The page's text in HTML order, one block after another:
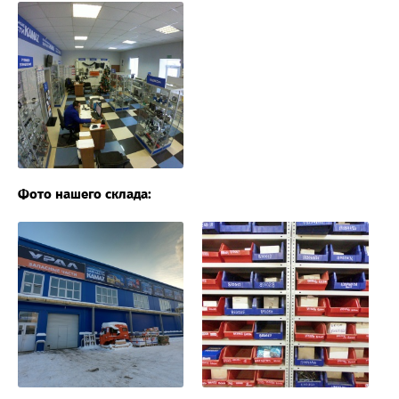
Фото нашего склада: